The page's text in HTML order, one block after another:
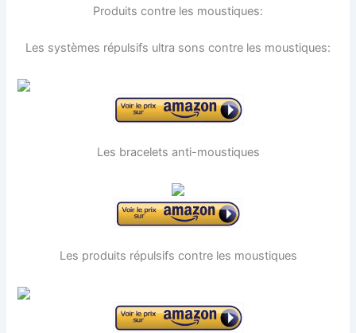
Produits contre les moustiques:
Les systèmes répulsifs ultra sons contre les moustiques:
Les bracelets anti-moustiques
Les produits répulsifs contre les moustiques